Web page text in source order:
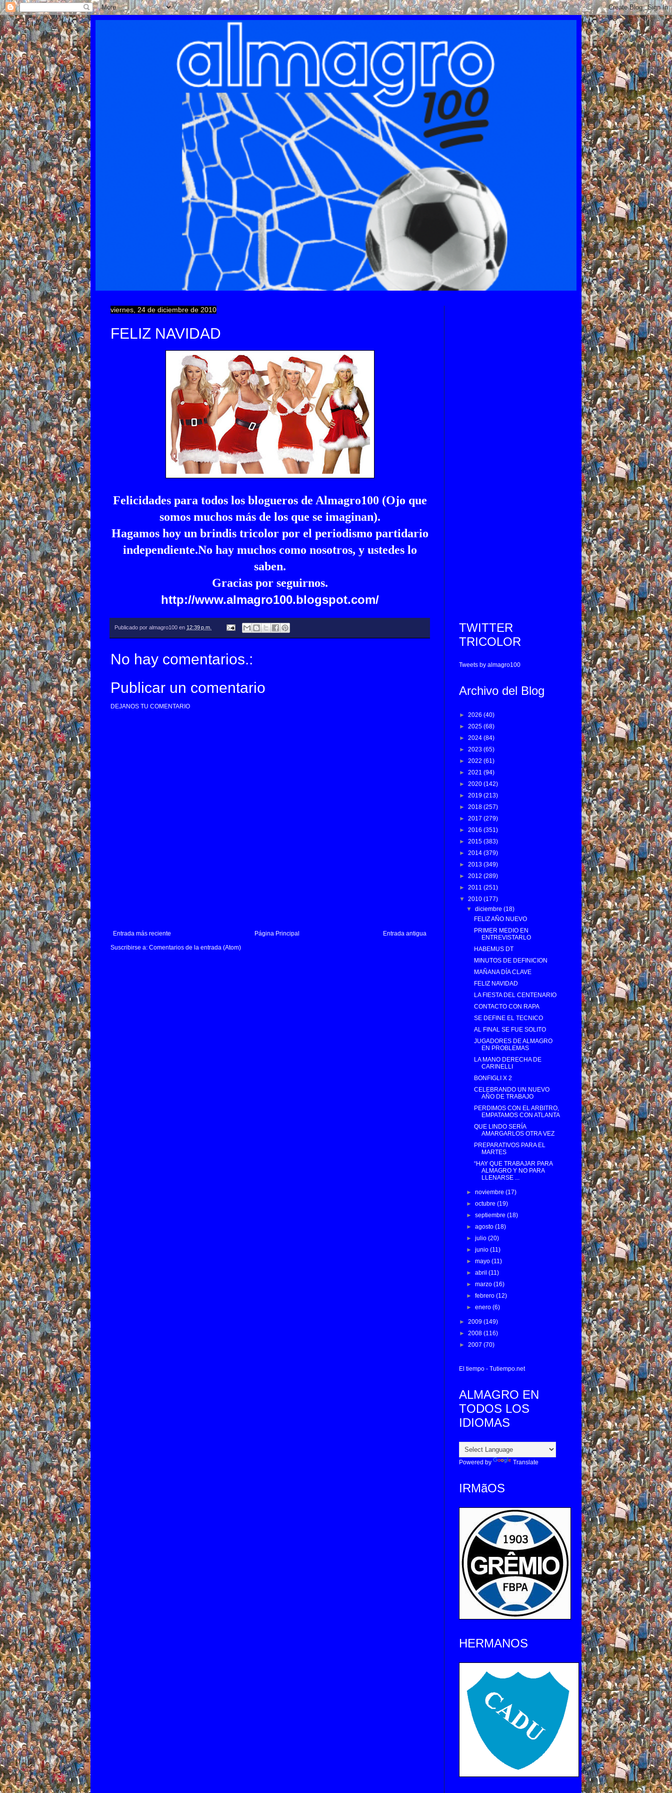
viernes, 24 de diciembre de 2010
FELIZ NAVIDAD
Felicidades para todos los blogueros de Almagro100 (Ojo que
somos muchos más de los que se imaginan).
Hagamos hoy un brindis tricolor por el periodismo partidario
independiente.No hay muchos como nosotros, y ustedes lo
saben.
Gracias por seguirnos.
http://www.almagro100.blogspot.com/
Publicado por almagro100 en 12:39 p.m.
No hay comentarios.:
Publicar un comentario
DEJANOS TU COMENTARIO
Entrada más reciente Entrada antigua
Página Principal
Suscribirse a: Comentarios de la entrada (Atom)
TWITTER
TRICOLOR
Tweets by almagro100
Archivo del Blog
► 2026 (40)
► 2025 (68)
► 2024 (84)
► 2023 (65)
► 2022 (61)
► 2021 (94)
► 2020 (142)
► 2019 (213)
► 2018 (257)
► 2017 (279)
► 2016 (351)
► 2015 (383)
► 2014 (379)
► 2013 (349)
► 2012 (289)
► 2011 (251)
▼ 2010 (177)
▼diciembre(18)
FELIZ AÑO NUEVO
PRIMER MEDIO EN
ENTREVISTARLO
HABEMUS DT
MINUTOS DE DEFINICION
MAÑANA DÍA CLAVE
FELIZ NAVIDAD
LA FIESTA DEL CENTENARIO
CONTACTO CON RAPA
SE DEFINE EL TECNICO
AL FINAL SE FUE SOLITO
JUGADORES DE ALMAGRO
EN PROBLEMAS
LA MANO DERECHA DE
CARINELLI
BONFIGLI X 2
CELEBRANDO UN NUEVO
AÑO DE TRABAJO
PERDIMOS CON EL ARBITRO,
EMPATAMOS CON ATLANTA
QUE LINDO SERÍA
AMARGARLOS OTRA VEZ
PREPARATIVOS PARA EL
MARTES
“HAY QUE TRABAJAR PARA
ALMAGRO Y NO PARA
LLENARSE ...
►noviembre(17)
►octubre(19)
►septiembre(18)
►agosto(18)
►julio(20)
►junio(11)
►mayo(11)
►abril(11)
►marzo(16)
►febrero(12)
►enero(6)
► 2009 (149)
► 2008 (116)
► 2007 (70)
El tiempo - Tutiempo.net
ALMAGRO EN
TODOS LOS
IDIOMAS
Powered by Translate
IRMãOS
HERMANOS